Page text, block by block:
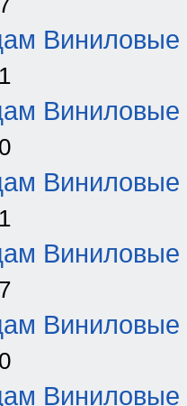
Виниловые
Виниловые
Виниловые
Виниловые
Виниловые
Виниловые